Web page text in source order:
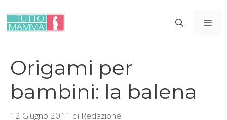
contenuto
Origami per
bambini: la balena
12 Giugno 2011 di Redazione